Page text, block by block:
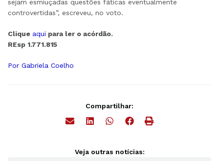
sejam esmiuçadas questões fáticas eventualmente
controvertidas”, escreveu, no voto.
Clique aqui para ler o acórdão.
REsp 1.771.815
Por Gabriela Coelho
Compartilhar:
Veja outras notícias: